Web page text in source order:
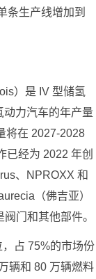
条生产线增加到
）是 IV 型储氢
力汽车的年产量
将在 2027-2028
已经为 2022 年创
、NPROXX 和
（佛吉亚）
门和其他部件。
占 75%的市场份
辆和 80 万辆燃料